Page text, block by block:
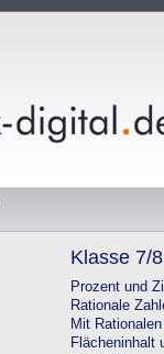
Klasse 7/8
Prozent und
Rationale
Mit
Flächeninhalt